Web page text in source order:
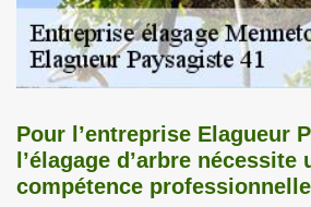
Pour l’entreprise Elagueur
l’élagage d’arbre nécessite
compétence professionnelle